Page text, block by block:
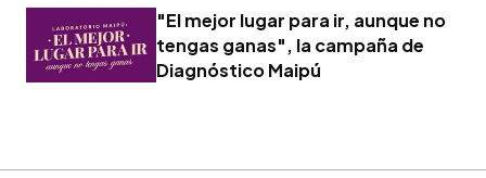
"El mejor lugar para ir, aunque no
tengas ganas", la campaña de
Diagnóstico Maipú